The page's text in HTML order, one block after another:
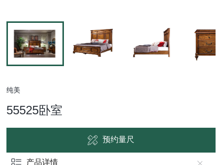
纯美
55525卧室
预约量尺
产品详情